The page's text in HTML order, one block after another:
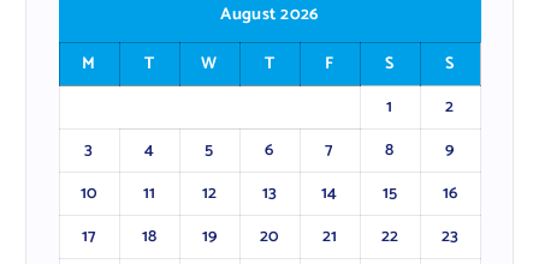
August 2026
M
T W T F S
S
1
2
3
4 5 6 7 8
9
10
11 12 13 14 15
16
17
18 19 20 21 22
23